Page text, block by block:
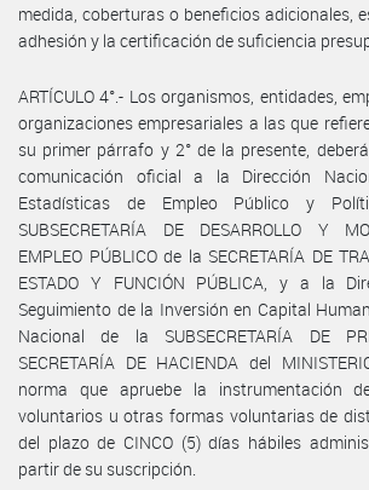
medida, coberturas o beneficios adicionales,
adhesión y la certificación de suficiencia
ARTÍCULO 4°.- Los organismos, entidades,
organizaciones empresariales a las que
su primer párrafo y 2° de la presente,
comunicación oficial a la Dirección
Estadísticas de Empleo Público y
SUBSECRETARÍA DE DESARROLLO Y
EMPLEO PÚBLICO de la SECRETARÍA DE
ESTADO Y FUNCIÓN PÚBLICA, y a la
Seguimiento de la Inversión en Capital
Nacional de la SUBSECRETARÍA DE
SECRETARÍA DE HACIENDA del
norma que apruebe la instrumentación
voluntarios u otras formas voluntarias de
del plazo de CINCO (5) días hábiles
partir de su suscripción.